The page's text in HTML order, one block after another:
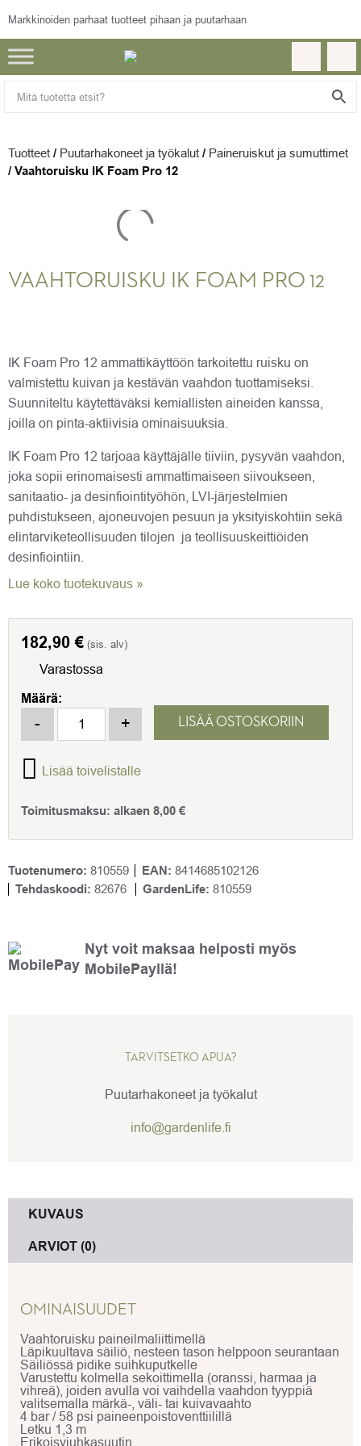
Markkinoiden parhaat tuotteet pihaan ja puutarhaan
Tuotteet / Puutarhakoneet ja työkalut / Paineruiskut ja sumuttimet
/ Vaahtoruisku IK Foam Pro 12
VAAHTORUISKU IK FOAM PRO 12
IK Foam Pro 12 ammattikäyttöön tarkoitettu ruisku on
valmistettu kuivan ja kestävän vaahdon tuottamiseksi.
Suunniteltu käytettäväksi kemiallisten aineiden kanssa,
joilla on pinta-aktiivisia ominaisuuksia.
IK Foam Pro 12 tarjoaa käyttäjälle tiiviin, pysyvän vaahdon,
joka sopii erinomaisesti ammattimaiseen siivoukseen,
sanitaatio- ja desinfiointityöhön, LVI-järjestelmien
puhdistukseen, ajoneuvojen pesuun ja yksityiskohtiin sekä
elintarviketeollisuuden tilojen ja teollisuuskeittiöiden
desinfiointiin.
Lue koko tuotekuvaus »
182,90€ (sis. alv)
Varastossa
Määrä:
Vaahtoruisku IK Foam Pro 12 määrä
- + LISÄÄ OSTOSKORIIN
Lisää toivelistalle
Toimitusmaksu: alkaen 8,00 €
Tuotenumero: 810559 EAN: 8414685102126
Tehdaskoodi: 82676 GardenLife: 810559
Nyt voit maksaa helposti myös
MobilePayllä!
TARVITSETKO APUA?
Puutarhakoneet ja työkalut
info@gardenlife.fi
KUVAUS
ARVIOT (0)
OMINAISUUDET
Vaahtoruisku paineilmaliittimellä
Läpikuultava säiliö, nesteen tason helppoon seurantaan
Säiliössä pidike suihkuputkelle
Varustettu kolmella sekoittimella (oranssi, harmaa ja
vihreä), joiden avulla voi vaihdella vaahdon tyyppiä
valitsemalla märkä-, väli- tai kuivavaahto
4 bar / 58 psi paineenpoistoventtiilillä
Letku 1,3 m
Erikoisviuhkasuutin